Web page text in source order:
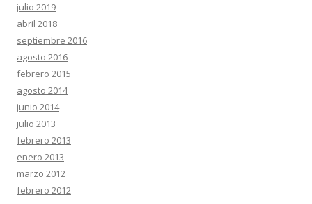
julio 2019
abril 2018
septiembre 2016
agosto 2016
febrero 2015
agosto 2014
junio 2014
julio 2013
febrero 2013
enero 2013
marzo 2012
febrero 2012